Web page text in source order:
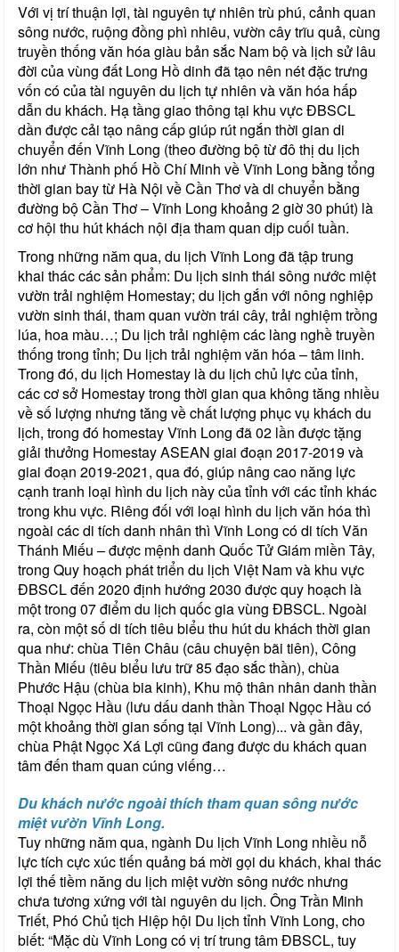
Với vị trí thuận lợi, tài nguyên tự nhiên trù phú, cảnh quan
sông nước, ruộng đồng phì nhiêu, vườn cây trĩu quả, cùng
truyền thống văn hóa giàu bản sắc Nam bộ và lịch sử lâu
đời của vùng đất Long Hồ dinh đã tạo nên nét đặc trưng
vốn có của tài nguyên du lịch tự nhiên và văn hóa hấp
dẫn du khách. Hạ tầng giao thông tại khu vực ĐBSCL
dần được cải tạo nâng cấp giúp rút ngắn thời gian di
chuyển đến Vĩnh Long (theo đường bộ từ đô thị du lịch
lớn như Thành phố Hồ Chí Minh về Vĩnh Long bằng tổng
thời gian bay từ Hà Nội về Cần Thơ và di chuyển bằng
đường bộ Cần Thơ – Vĩnh Long khoảng 2 giờ 30 phút) là
cơ hội thu hút khách nội địa tham quan dịp cuối tuần.
Trong những năm qua, du lịch Vĩnh Long đã tập trung
khai thác các sản phẩm: Du lịch sinh thái sông nước miệt
vườn trải nghiệm Homestay; du lịch gắn với nông nghiệp
vườn sinh thái, tham quan vườn trái cây, trải nghiệm trồng
lúa, hoa màu…; Du lịch trải nghiệm các làng nghề truyền
thống trong tỉnh; Du lịch trải nghiệm văn hóa – tâm linh.
Trong đó, du lịch Homestay là du lịch chủ lực của tỉnh,
các cơ sở Homestay trong thời gian qua không tăng nhiều
về số lượng nhưng tăng về chất lượng phục vụ khách du
lịch, trong đó homestay Vĩnh Long đã 02 lần được tặng
giải thưởng Homestay ASEAN giai đoạn 2017-2019 và
giai đoạn 2019-2021, qua đó, giúp nâng cao năng lực
cạnh tranh loại hình du lịch này của tỉnh với các tỉnh khác
trong khu vực. Riêng đối với loại hình du lịch văn hóa thì
ngoài các di tích danh nhân thì Vĩnh Long có di tích Văn
Thánh Miếu – được mệnh danh Quốc Tử Giám miền Tây,
trong Quy hoạch phát triển du lịch Việt Nam và khu vực
ĐBSCL đến 2020 định hướng 2030 được quy hoạch là
một trong 07 điểm du lịch quốc gia vùng ĐBSCL. Ngoài
ra, còn một số di tích tiêu biểu thu hút du khách thời gian
qua như: chùa Tiên Châu (câu chuyện bãi tiên), Công
Thần Miếu (tiêu biểu lưu trữ 85 đạo sắc thần), chùa
Phước Hậu (chùa bia kinh), Khu mộ thân nhân danh thần
Thoại Ngọc Hầu (lưu dấu danh thần Thoại Ngọc Hầu có
một khoảng thời gian sống tại Vĩnh Long)... và gần đây,
chùa Phật Ngọc Xá Lợi cũng đang được du khách quan
tâm đến tham quan cúng viếng…
Du khách nước ngoài thích tham quan sông nước
miệt vườn Vĩnh Long.
Tuy những năm qua, ngành Du lịch Vĩnh Long nhiều nỗ
lực tích cực xúc tiến quảng bá mời gọi du khách, khai thác
lợi thế tiềm năng du lịch miệt vườn sông nước nhưng
chưa tương xứng với tài nguyên du lịch. Ông Trần Minh
Triết, Phó Chủ tịch Hiệp hội Du lịch tỉnh Vĩnh Long, cho
biết: “Mặc dù Vĩnh Long có vị trí trung tâm ĐBSCL, tuy